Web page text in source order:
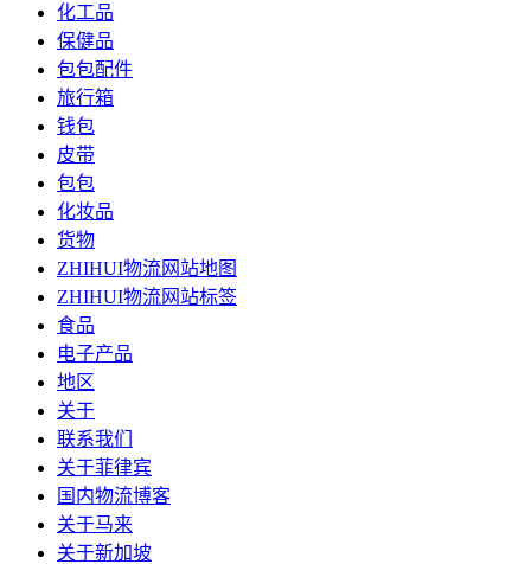
化工品
保健品
包包配件
旅行箱
钱包
皮带
包包
化妆品
货物
ZHIHUI物流网站地图
ZHIHUI物流网站标签
食品
电子产品
地区
关于
联系我们
关于菲律宾
国内物流博客
关于马来
关于新加坡